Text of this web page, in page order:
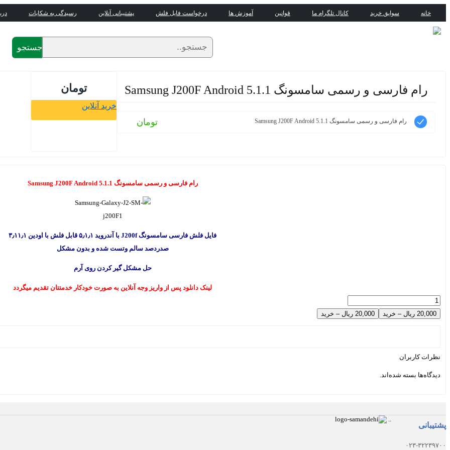
خانه سوابق خرید کانال تلگرام ما قوانین آموزش ها درخواست فایل فلش پشتیبانی آنلاین رسیدگی به شکایات
جستجو
رام فارسی و رسمی سامسونگ Samsung J200F Android 5.1.1
رام فارسی و رسمی سامسونگ Samsung J200F Android 5.1.1 تومان
تومان
خرید آنلاین
رام فارسی و رسمی سامسونگ Samsung J200F Android 5.1.1
فایل فلش فارسی سامسونگ J200f با آندروید ۵٫۱٫۱ قابل فلش با اودین ۳٫۱۱٫۱
صدردصد سالم وتست شده و بدون مشکل
حل مشکل گیر کردن روی آرم
لینک دانلود پس از واریز وجه آنلاین به صورت خودکار خدمتتان تقدیم میگردد
20,000 ریال – خرید
نظرات کاربران
دیدگاه‌ها بسته شده‌اند.
پشتیبانی
۰۲۳-۳۲۲۳۹۷۰۰
.
.